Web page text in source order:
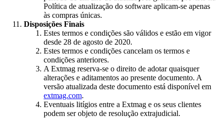
Política de atualização do software aplicam-se apenas
às compras únicas.
Disposições Finais
Estes termos e condições são válidos e estão em vigor
desde 28 de agosto de 2020.
Estes termos e condições cancelam os termos e
condições anteriores.
A Extmag reserva-se o direito de adotar quaisquer
alterações e aditamentos ao presente documento. A
versão atualizada deste documento está disponível em
extmag.com.
Eventuais litígios entre a Extmag e os seus clientes
podem ser objeto de resolução extrajudicial.